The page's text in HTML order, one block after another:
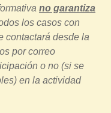
no garantiza
los casos con
contactará desde la
por correo
o no (si se
en la actividad